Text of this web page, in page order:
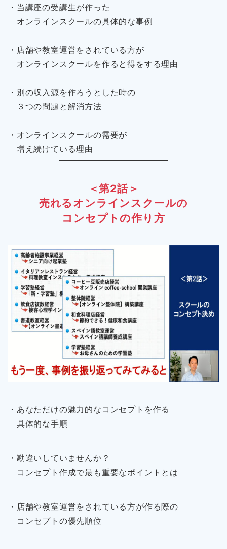
・当講座の受講生が作った
オンラインスクールの具体的な事例
・店舗や教室運営をされている方が
オンラインスクールを作ると得をする理由
・別の収入源を作ろうとした時の
３つの問題と解消方法
・オンラインスクールの需要が
増え続けている理由
＜第2話＞
売れるオンラインスクールの
コンセプトの作り方
・あなただけの魅力的なコンセプトを作る
具体的な手順
・勘違いしていませんか？
コンセプト作成で最も重要なポイントとは
・店舗や教室運営をされている方が作る際の
コンセプトの優先順位